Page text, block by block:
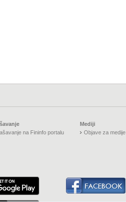
na Fininfo portalu
Mediji
Objave za medije